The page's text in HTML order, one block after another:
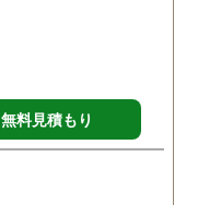
無料見積もり